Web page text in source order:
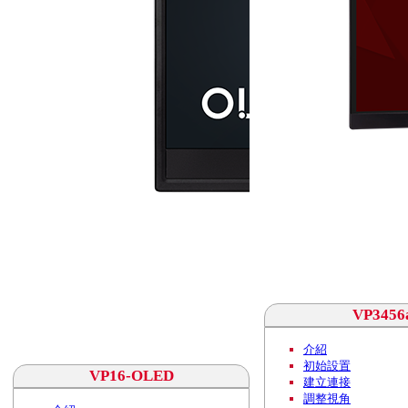
VP16-OLED
介紹
初始設置
建立連接
調整視角